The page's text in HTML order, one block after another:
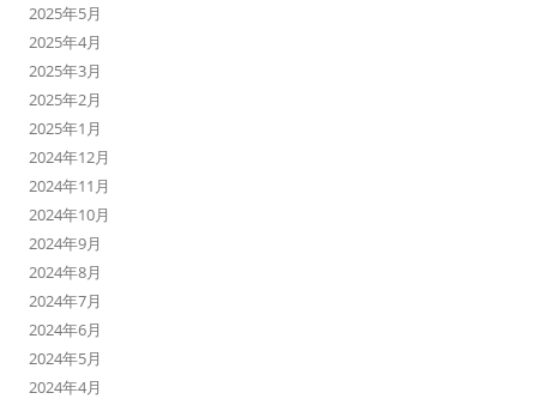
2025年5月
2025年4月
2025年3月
2025年2月
2025年1月
2024年12月
2024年11月
2024年10月
2024年9月
2024年8月
2024年7月
2024年6月
2024年5月
2024年4月